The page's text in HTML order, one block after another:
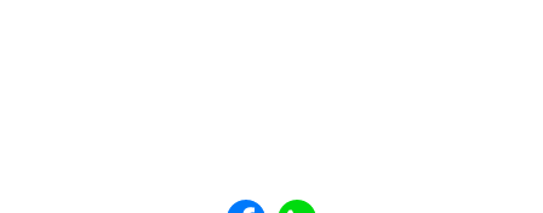
Share to Facebook
Share to WhatsApp